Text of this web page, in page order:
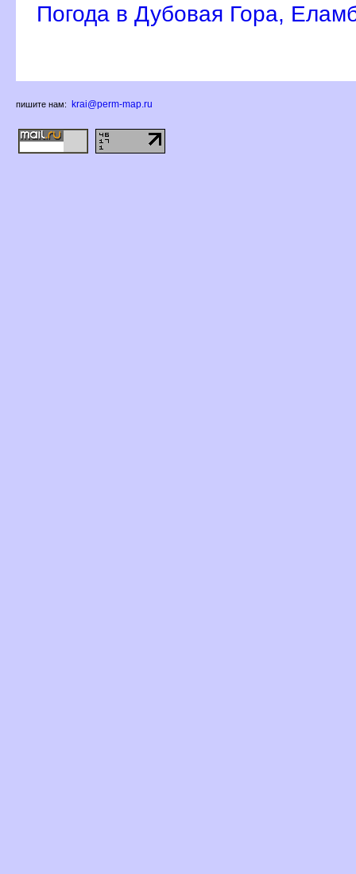
Погода в Дубовая Гора,
пишите нам: krai@perm-map.ru